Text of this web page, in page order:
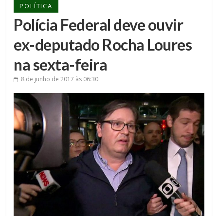
POLÍTICA
Polícia Federal deve ouvir
ex-deputado Rocha Loures
na sexta-feira
8 de junho de 2017 às 06:30